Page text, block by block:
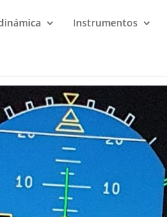
Instrumentos